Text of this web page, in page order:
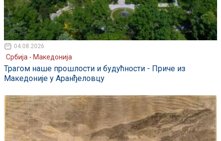
04.08.2026
Србија - Македонија
Трагом наше прошлости и будућности - Приче из
Македоније у Аранђеловцу